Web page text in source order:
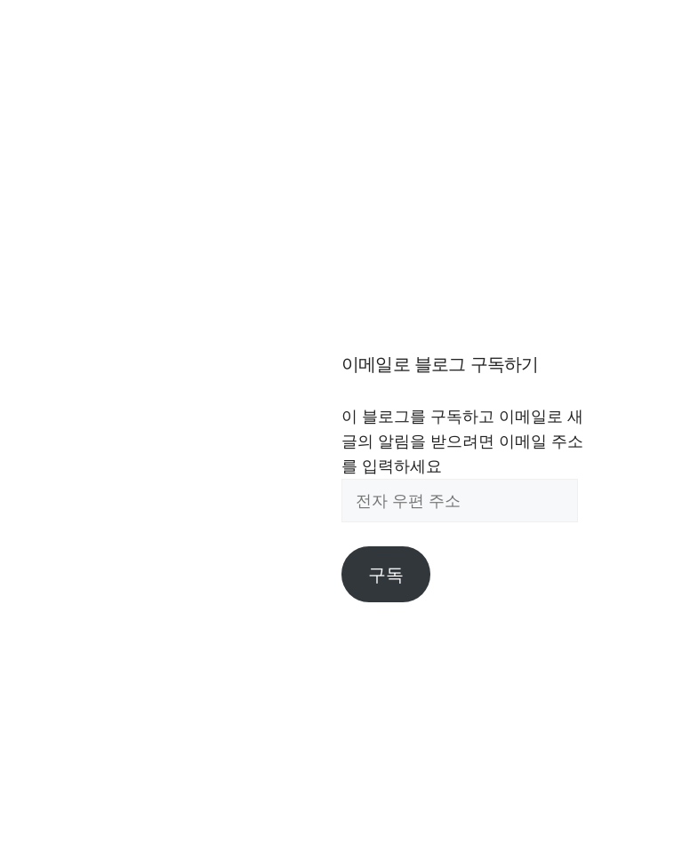
이메일로 블로그 구독하기
이 블로그를 구독하고 이메일로 새
글의 알림을 받으려면 이메일 주소
를 입력하세요
편
주
구독